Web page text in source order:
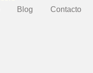
Blog Contacto